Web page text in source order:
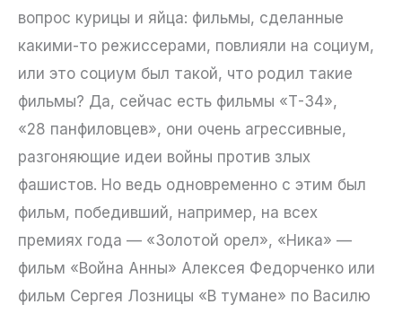
вопрос курицы и яйца: фильмы, сделанные
какими-то режиссерами, повлияли на социум,
или это социум был такой, что родил такие
фильмы? Да, сейчас есть фильмы «Т-34»,
«28 панфиловцев», они очень агрессивные,
разгоняющие идеи войны против злых
фашистов. Но ведь одновременно с этим был
фильм, победивший, например, на всех
премиях года — «Золотой орел», «Ника» —
фильм «Война Анны» Алексея Федорченко или
фильм Сергея Лозницы «В тумане» по Василю